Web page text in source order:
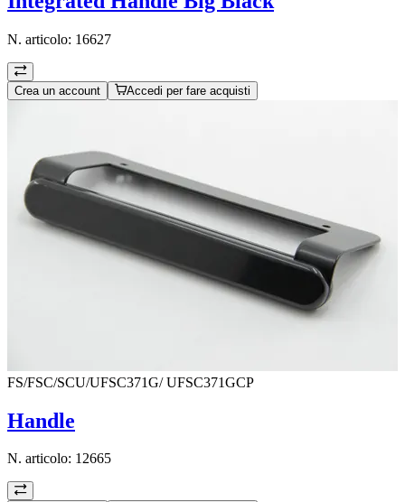
N. articolo: 16627
Crea un account Accedi per fare acquisti
FS/FSC/SCU/UFSC371G/ UFSC371GCP
Handle
N. articolo: 12665